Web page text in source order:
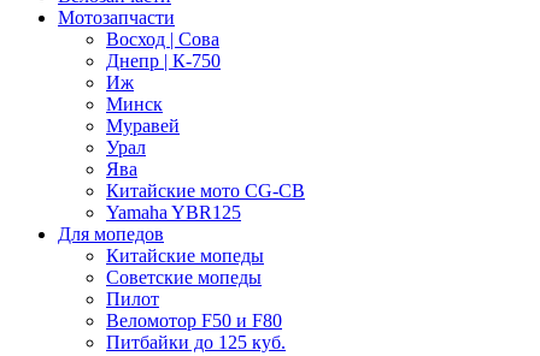
Мотозапчасти
Восход | Сова
Днепр | К-750
Иж
Минск
Муравей
Урал
Ява
Китайские мото CG-CB
Yamaha YBR125
Для мопедов
Китайские мопеды
Советские мопеды
Пилот
Веломотор F50 и F80
Питбайки до 125 куб.